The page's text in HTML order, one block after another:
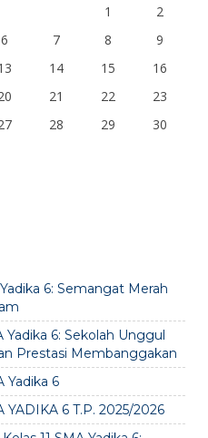
1
2
6 7 8
9
14 15
16
21 22
23
28 29
30
6: Semangat Merah
6: Sekolah Unggul
Prestasi Membanggakan
Yadika 6
YADIKA 6 T.P. 2025/2026